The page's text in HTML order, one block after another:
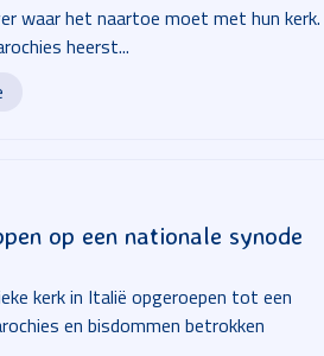
waar het naartoe moet met hun kerk.
heerst...
op een nationale synode
kerk in Italië opgeroepen tot een
en bisdommen betrokken